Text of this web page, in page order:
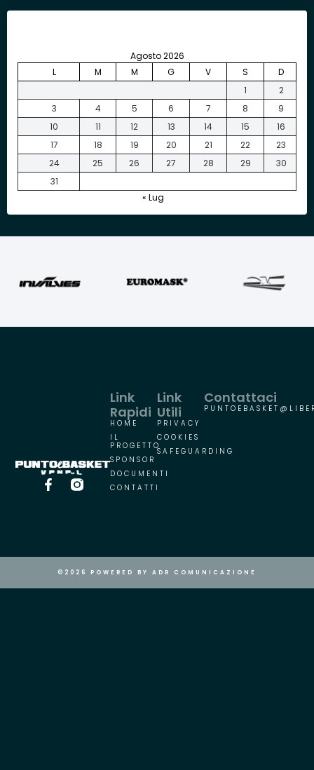
Agosto 2026
L
M M G V S
D
1
2
3
4 5 6 7 8
9
10
11 12 13 14 15
16
17
18 19 20 21 22
23
24
25 26 27 28 29
30
31
« Lug
Link
Utili
PRIVACY
COOKIES
SAFEGUARDING
Link
Rapidi
HOME
IL
PROGETTO
SPONSOR
DOCUMENTI
CONTATTI
Contattaci
©2026 POWERED BY ADR COMUNICAZIONE